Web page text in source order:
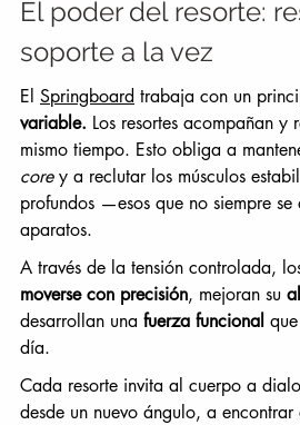
El poder del resorte:
soporte a la vez
El Springboard trabaja con un
variable. Los resortes acompañan y
mismo tiempo. Esto obliga a
core y a reclutar los músculos
profundos —esos que no siempre se
aparatos.
A través de la tensión controlada,
moverse con precisión, mejoran su
desarrollan una fuerza funcional
día.
Cada resorte invita al cuerpo a
desde un nuevo ángulo, a